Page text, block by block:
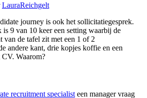
LauraReichgelt
journey is ook het sollicitatiegesprek.
is 9 van 10 keer een setting waarbij de
van de tafel zit met een 1 of 2
andere kant, drie kopjes koffie en een
Waarom?
recruitment specialist een manager vraag